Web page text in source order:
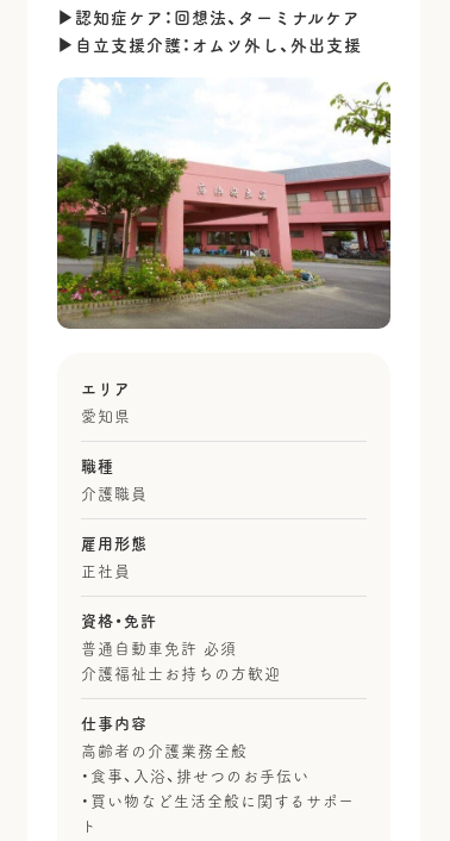
▶認知症ケア：回想法、ターミナルケア
▶自立支援介護：オムツ外し、外出支援
エリア
愛知県
職種
介護職員
雇用形態
正社員
資格・免許
普通自動車免許 必須
介護福祉士お持ちの方歓迎
仕事内容
高齢者の介護業務全般
・食事、入浴、排せつのお手伝い
・買い物など生活全般に関するサポー
ト